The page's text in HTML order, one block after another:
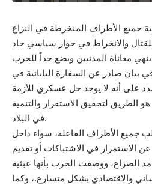
جميع الأطراف المنخرطة في النزاع
والانخراط في حوار سياسي جاد
معاناة المدنيين ويضع حداً للحرب
بيان صادر عن السفارة اليابانية في
على أنه لا يوجد حل عسكري للأزمة
الطريق لتحقيق الاستقرار والتنمية
في البلاد.
جميع الأطراف الفاعلة، سواء داخل
عن الاستمرار في الاشتباكات أو تقديم
الصراع، ووصفت الحرب بأنها عبثية
والاقتصادي بشكل متسارع.، وكما